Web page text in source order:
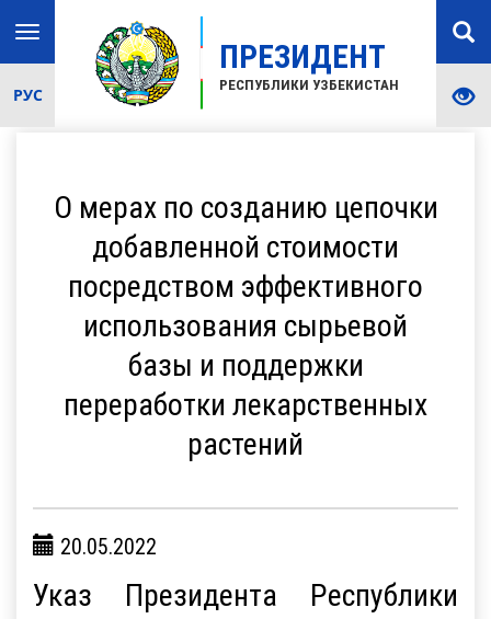
ПРЕЗИДЕНТ
РЕСПУБЛИКИ УЗБЕКИСТАН
Toggle
navigation
РУС
О мерах по созданию цепочки
добавленной стоимости
посредством эффективного
использования сырьевой
базы и поддержки
переработки лекарственных
растений
20.05.2022
Указ Президента Республики